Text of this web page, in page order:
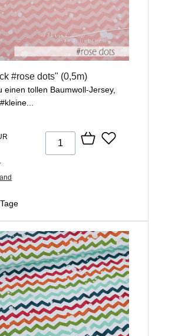
#rose dots" (0,5m)
einen tollen Baumwoll-Jersey,